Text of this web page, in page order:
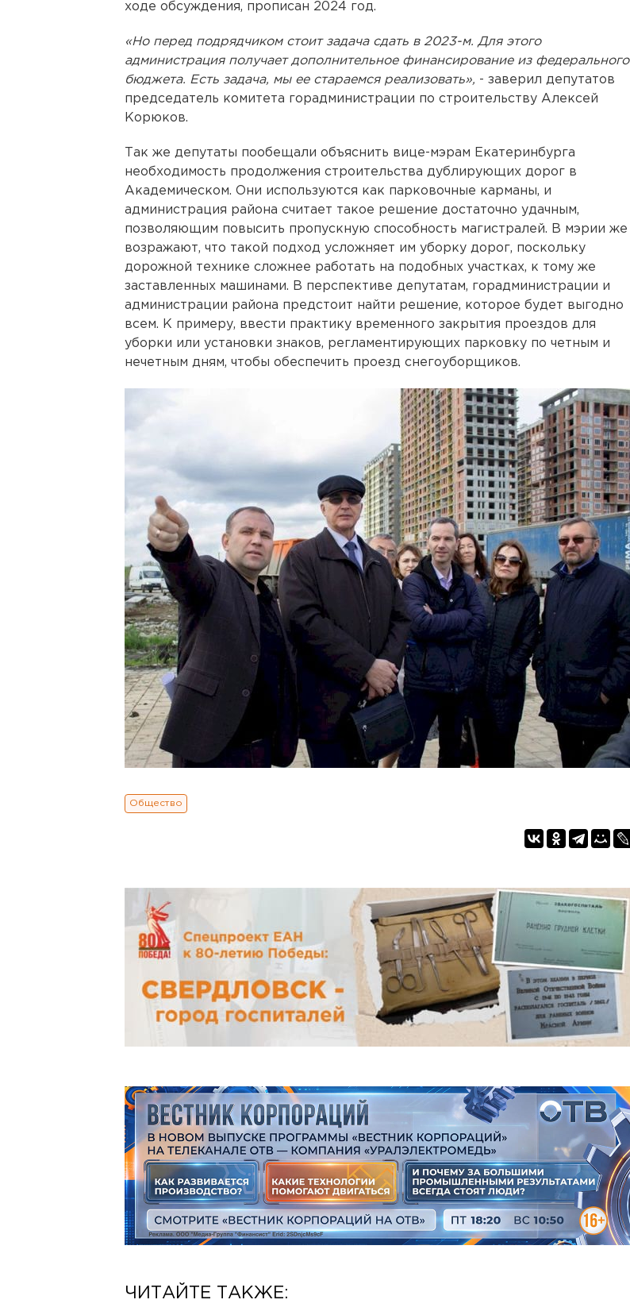
ходе обсуждения, прописан 2024 год.
«Но перед подрядчиком стоит задача сдать в 2023-м. Для этого
администрация получает дополнительное финансирование из федерального
бюджета. Есть задача, мы ее стараемся реализовать», - заверил депутатов
председатель комитета горадминистрации по строительству Алексей
Корюков.
Так же депутаты пообещали объяснить вице-мэрам Екатеринбурга
необходимость продолжения строительства дублирующих дорог в
Академическом. Они используются как парковочные карманы, и
администрация района считает такое решение достаточно удачным,
позволяющим повысить пропускную способность магистралей. В мэрии же
возражают, что такой подход усложняет им уборку дорог, поскольку
дорожной технике сложнее работать на подобных участках, к тому же
заставленных машинами. В перспективе депутатам, горадминистрации и
администрации района предстоит найти решение, которое будет выгодно
всем. К примеру, ввести практику временного закрытия проездов для
уборки или установки знаков, регламентирующих парковку по четным и
нечетным дням, чтобы обеспечить проезд снегоуборщиков.
Общество
ЧИТАЙТЕ ТАКЖЕ: